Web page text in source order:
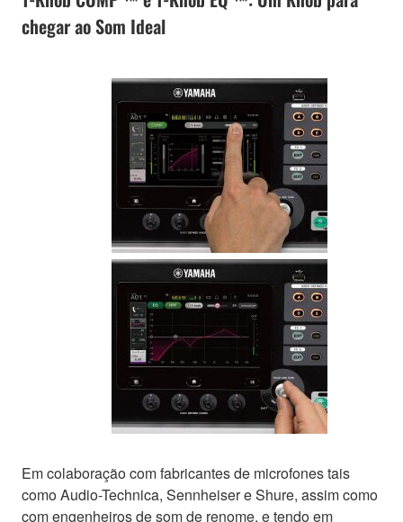
chegar ao Som Ideal
Em colaboração com fabricantes de microfones tais
como Audio-Technica, Sennheiser e Shure, assim como
com engenheiros de som de renome, e tendo em